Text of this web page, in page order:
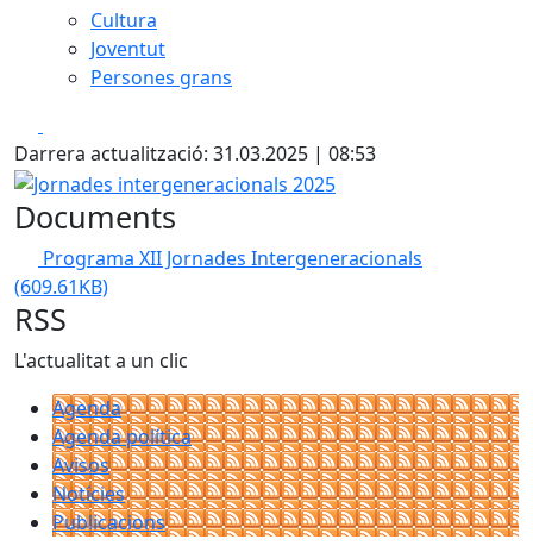
Cultura
Joventut
Persones grans
Darrera actualització: 31.03.2025 | 08:53
Jornades intergeneracionals 2025
Documents
Programa XII Jornades Intergeneracionals
(609.61KB)
RSS
L'actualitat a un clic
Agenda
Agenda política
Avisos
Notícies
Publicacions